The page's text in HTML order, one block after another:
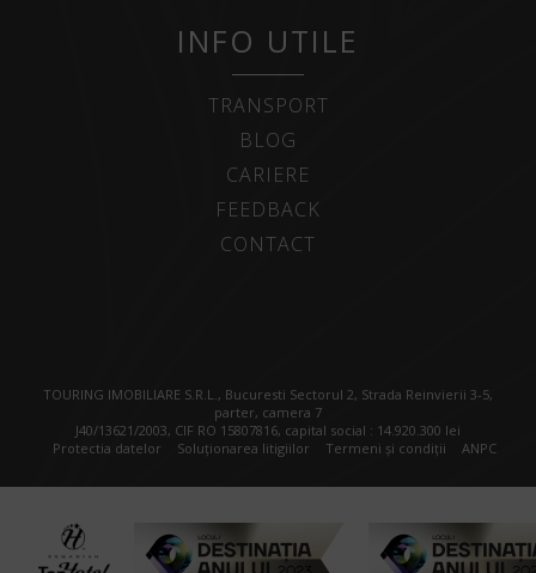
INFO UTILE
TRANSPORT
BLOG
CARIERE
FEEDBACK
CONTACT
TOURING IMOBILIARE S.R.L., Bucuresti Sectorul 2, Strada Reinvierii 3-5,
parter, camera 7
J40/13621/2003, CIF RO 15807816, capital social : 14.920.300 lei
Protectia datelor
Soluționarea litigiilor Termeni și condiții ANPC